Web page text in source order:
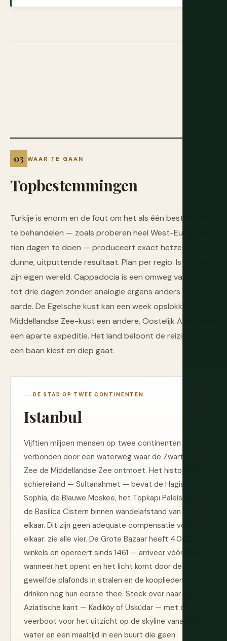
WAAR TE GAAN
Topbestemmingen
Turkije is enorm en de fout om het als één bestemming
te behandelen — zoals proberen heel West-Europa in
tien dagen te doen — produceert exact hetzelfde
dunne, uitputtende resultaat. Plan per regio. Istanbul is
zijn eigen wereld. Cappadocia is een omweg van twee
tot drie dagen zonder analogie ergens anders op
aarde. De Egeïsche kust kan een week opslokken. De
Middellandse Zee-kust een andere. Oostelijk Anatolië is
een aparte expeditie. Het land beloont de reiziger die
een baan kiest en diep gaat.
DE STAD OP TWEE CONTINENTEN
Istanbul
Vijftien miljoen mensen op twee continenten
verbonden door een waterweg waar de Zwarte
Zee de Middellandse Zee ontmoet. Het historische
schiereiland — Sultanahmet — bevat de Hagia
Sophia, de Blauwe Moskee, het Topkapı Paleis en
de Basilica Cistern binnen wandelafstand van
elkaar. Dit zijn geen adequate compensatie voor
elkaar: zie alle vier. De Grote Bazaar heeft 4.000
winkels en opereert sinds 1461 — arriveer vóór 10u
wanneer het opent en het licht komt door de
gewelfde plafonds in stralen en de kooplieden
drinken nog hun eerste thee. Steek over naar de
Aziatische kant — Kadıköy of Üsküdar — met de
veerboot voor het uitzicht op de skyline vanaf het
water en een maaltijd in een buurt die geen